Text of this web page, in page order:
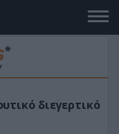
κήπο σου με το
με